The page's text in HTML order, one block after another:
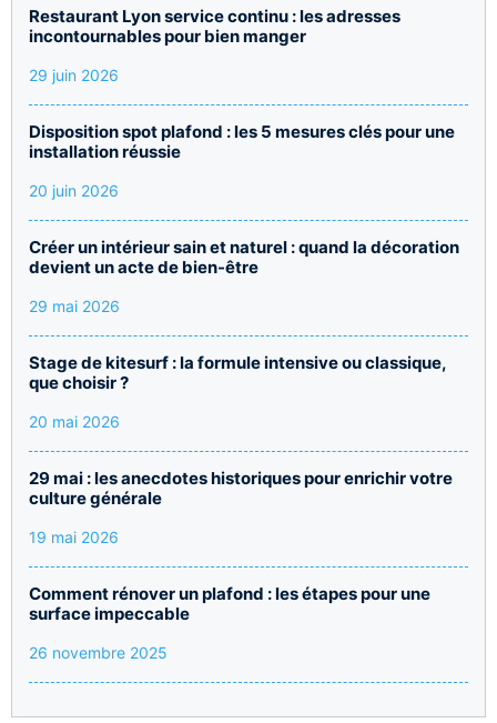
Restaurant Lyon service continu : les adresses
incontournables pour bien manger
29 juin 2026
Disposition spot plafond : les 5 mesures clés pour une
installation réussie
20 juin 2026
Créer un intérieur sain et naturel : quand la décoration
devient un acte de bien-être
29 mai 2026
Stage de kitesurf : la formule intensive ou classique,
que choisir ?
20 mai 2026
29 mai : les anecdotes historiques pour enrichir votre
culture générale
19 mai 2026
Comment rénover un plafond : les étapes pour une
surface impeccable
26 novembre 2025